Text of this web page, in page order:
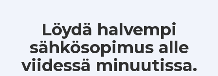
Löydä halvempi
sähkösopimus alle
viidessä minuutissa.